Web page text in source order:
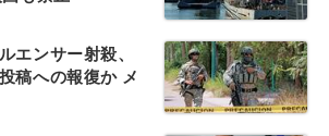
エンサー射殺、
稿への報復か メ